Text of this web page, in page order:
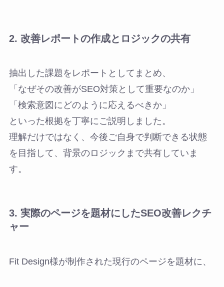
2. 改善レポートの作成とロジックの共有
抽出した課題をレポートとしてまとめ、
「なぜその改善がSEO対策として重要なのか」
「検索意図にどのように応えるべきか」
といった根拠を丁寧にご説明しました。
理解だけではなく、今後ご自身で判断できる状態
を目指して、背景のロジックまで共有していま
す。
3. 実際のページを題材にしたSEO改善レクチ
ャー
Fit Design様が制作された現行のページを題材に、